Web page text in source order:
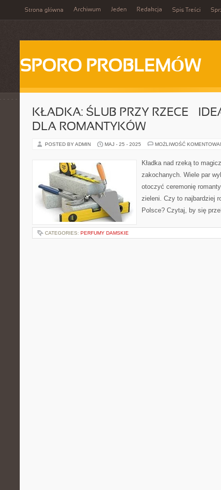
Strona główna Archiwum Jeden Redakcja Spis Treści
SPORO PROBLEMÓW
KŁADKA: ŚLUB PRZY RZECE –
DLA ROMANTYKÓW
POSTED BY ADMIN MAJ - 25 - 2025 MOŻLIWOŚĆ
Kładka nad rzeką to
zakochanych. Wiele par
otoczyć ceremonię
zieleni. Czy to najbardziej
Polsce? Czytaj, by się
CATEGORIES: PERFUMY DAMSKIE